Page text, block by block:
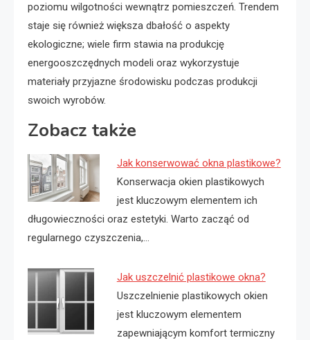
poziomu wilgotności wewnątrz pomieszczeń. Trendem
staje się również większa dbałość o aspekty
ekologiczne; wiele firm stawia na produkcję
energooszczędnych modeli oraz wykorzystuje
materiały przyjazne środowisku podczas produkcji
swoich wyrobów.
Zobacz także
Jak konserwować okna plastikowe?
Konserwacja okien plastikowych
jest kluczowym elementem ich
długowieczności oraz estetyki. Warto zacząć od
regularnego czyszczenia,…
Jak uszczelnić plastikowe okna?
Uszczelnienie plastikowych okien
jest kluczowym elementem
zapewniającym komfort termiczny